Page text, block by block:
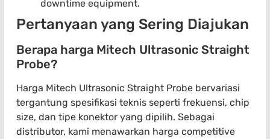
downtime equipment.
Pertanyaan yang Sering Diajukan
Berapa harga Mitech Ultrasonic Straight
Probe?
Harga Mitech Ultrasonic Straight Probe bervariasi
tergantung spesifikasi teknis seperti frekuensi, chip
size, dan tipe konektor yang dipilih. Sebagai
distributor, kami menawarkan harga competitive